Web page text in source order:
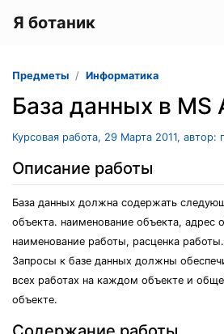
Я ботаник
Предметы Информатика
База данных в MS
Курсовая работа, 29 Марта 2011, автор:
Описание работы
База данных должна содержать
объекта. наименование объекта, адрес
наименование работы, расценка работы.
Запросы к базе данных должны
всех работах на каждом объекте и
объекте.